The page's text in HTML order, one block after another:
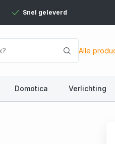
Snel geleverd
Alle
Domotica Verlichting